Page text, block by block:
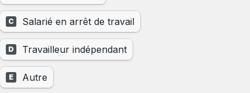
C Salarié en arrêt de travail
D Travailleur indépendant
E Autre